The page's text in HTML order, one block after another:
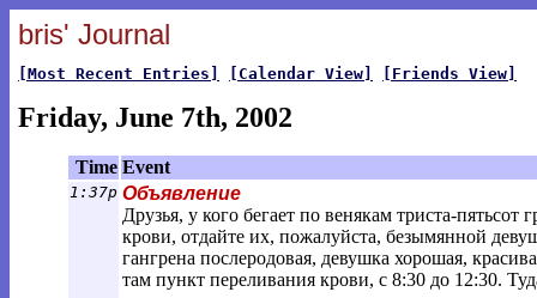
bris' Journal
[Most Recent Entries] [Calendar View] [Friends View]
Friday, June 7th, 2002
Time Event
1:37p Объявление
Друзья, у кого бегает по венякам триста-
крови, отдайте их, пожалуйста, безымянной
гангрена послеродовая, девушка хорошая,
там пункт переливания крови, с 8:30 до 12:30.